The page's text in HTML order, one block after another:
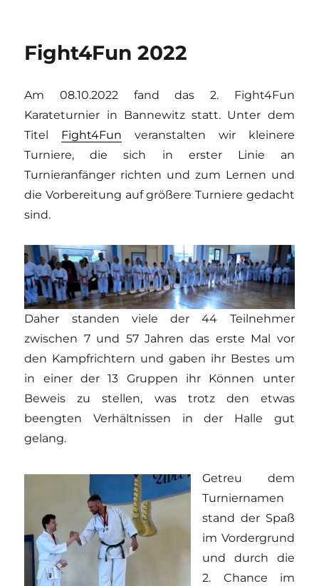
Fight4Fun 2022
Am 08.10.2022 fand das 2. Fight4Fun
Karateturnier in Bannewitz statt. Unter dem
Titel Fight4Fun veranstalten wir kleinere
Turniere, die sich in erster Linie an
Turnieranfänger richten und zum Lernen und
die Vorbereitung auf größere Turniere gedacht
sind.
Daher standen viele der 44 Teilnehmer
zwischen 7 und 57 Jahren das erste Mal vor
den Kampfrichtern und gaben ihr Bestes um
in einer der 13 Gruppen ihr Können unter
Beweis zu stellen, was trotz den etwas
beengten Verhältnissen in der Halle gut
gelang.
Getreu dem
Turniernamen
stand der Spaß
im Vordergrund
und durch die
2. Chance im